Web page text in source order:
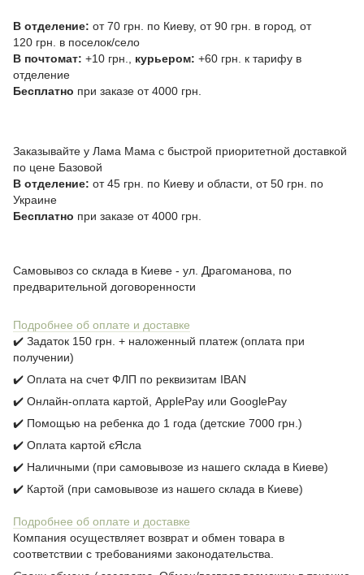
В отделение: от 70 грн. по Киеву, от 90 грн. в город, от
120 грн. в поселок/село
В почтомат: +10 грн., курьером: +60 грн. к тарифу в
отделение
Бесплатно при заказе от 4000 грн.
Заказывайте у Лама Мама с быстрой приоритетной доставкой
по цене Базовой
В отделение: от 45 грн. по Киеву и области, от 50 грн. по
Украине
Бесплатно при заказе от 4000 грн.
Самовывоз со склада в Киеве - ул. Драгоманова, по
предварительной договоренности
Подробнее об оплате и доставке
✔️ Задаток 150 грн. + наложенный платеж (оплата при
получении)
✔️ Оплата на счет ФЛП по реквизитам IBAN
✔️ Онлайн-оплата картой, ApplePay или GooglePay
✔️ Помощью на ребенка до 1 года (детские 7000 грн.)
✔️ Оплата картой єЯсла
✔️ Наличными (при самовывозе из нашего склада в Киеве)
✔️ Картой (при самовывозе из нашего склада в Киеве)
Подробнее об оплате и доставке
Компания осуществляет возврат и обмен товара в
соответствии с требованиями законодательства.